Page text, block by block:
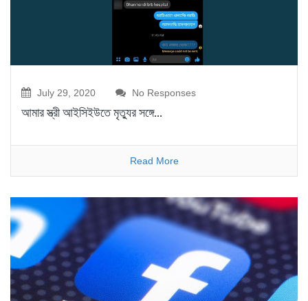
July 29, 2020 No Responses
আমার স্ত্রী আইসিইউতে মৃত্যুর সঙ্গে…
Read More